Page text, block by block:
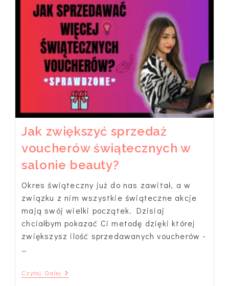
Do
Reklamowania
Salonu
Beauty?
Jak zwiększyć sprzedaż
voucherów świątecznych w
salonie beauty?
Okres świąteczny już do nas zawitał, a w
związku z nim wszystkie świąteczne akcje
mają swój wielki początek. Dzisiaj
chciałbym pokazać Ci metodę dzięki której
zwiększysz ilość sprzedawanych voucherów -
…
Czytaj Dalej Jak
Zwiększyć